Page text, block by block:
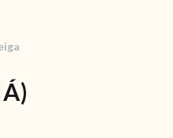
VEGGIE